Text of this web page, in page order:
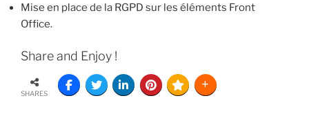
Mise en place de la RGPD sur les éléments Front
Office.
Share and Enjoy !
SHARES